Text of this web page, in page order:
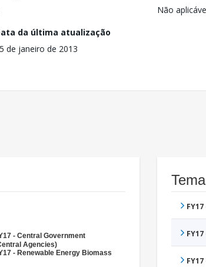
Não
da última atualização
de janeiro de 2013
- Central Government
Agencies)
- Renewable Energy Biomass